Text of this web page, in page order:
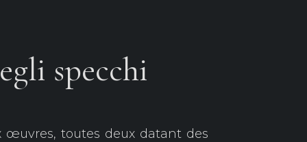
specchi
œuvres, toutes deux datant des